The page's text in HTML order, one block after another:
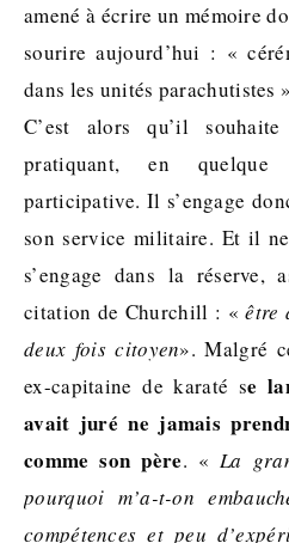
amené à écrire un mémoire
sourire aujourd’hui : «
dans les unités parachutistes
C’est alors qu’il
pratiquant, en
participative. Il s’engage
son service militaire. Et il
s’engage dans la réserve,
citation de Churchill : « être
deux fois citoyen». Malgré
ex-capitaine de karaté se
avait juré ne jamais
comme son père. « La
pourquoi m’a-t-on
compétences et peu